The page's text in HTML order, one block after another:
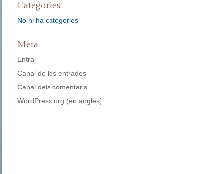
Categories
No hi ha categories
Meta
Entra
Canal de les entrades
Canal dels comentaris
WordPress.org (en anglès)